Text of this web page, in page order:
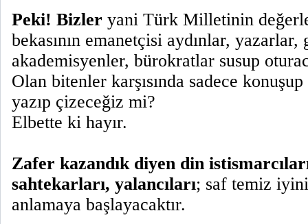
Peki! Bizler yani Türk Milletinin
bekasının emanetçisi aydınlar, yazarlar,
akademisyenler, bürokratlar susup
Olan bitenler karşısında sadece konuşup
yazıp çizeceğiz mi?
Elbette ki hayır.
Zafer kazandık diyen din
sahtekarları, yalancıları; saf temiz
anlamaya başlayacaktır.